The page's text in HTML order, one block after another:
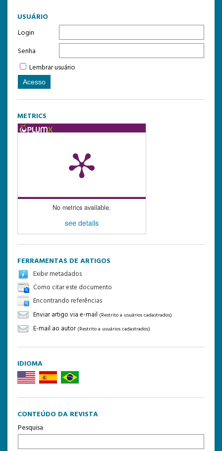
USUÁRIO
Login
Senha
Lembrar usuário
METRICS
No metrics available.
see details
FERRAMENTAS DE ARTIGOS
Exibir metadados
Como citar este documento
Encontrando referências
Enviar artigo via e-mail (Restrito a usuários cadastrados)
E-mail ao autor (Restrito a usuários cadastrados)
IDIOMA
CONTEÚDO DA REVISTA
Pesquisa